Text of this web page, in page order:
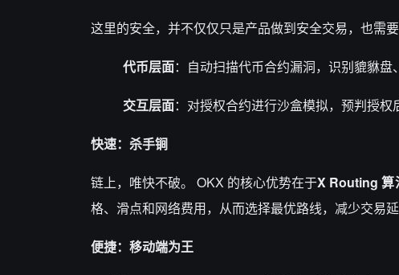
这里的安全，并不仅仅只是产品做到安全交易，也需要
代币层面：自动扫描代币合约漏洞，识别貔貅
交互层面：对授权合约进行沙盒模拟，预判授权
快速：杀手锏
链上，唯快不破。 OKX 的核心优势在于X Routing 算
格、滑点和网络费用，从而选择最优路线，减少交易延
便捷：移动端为王